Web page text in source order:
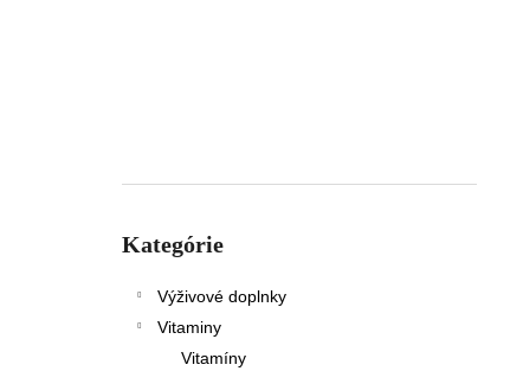
kategórie
Kategórie
Výživové doplnky
Vitaminy
Vitamíny